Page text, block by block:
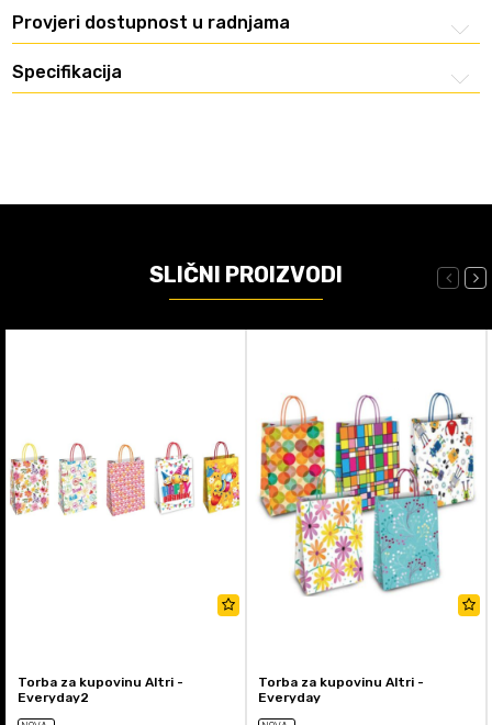
Provjeri dostupnost u radnjama
Specifikacija
SLIČNI PROIZVODI
Torba za kupovinu Altri -
Everyday2
Torba za kupovinu Altri -
Everyday